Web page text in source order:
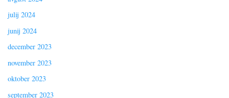
julij 2024
junij 2024
december 2023
november 2023
oktober 2023
september 2023